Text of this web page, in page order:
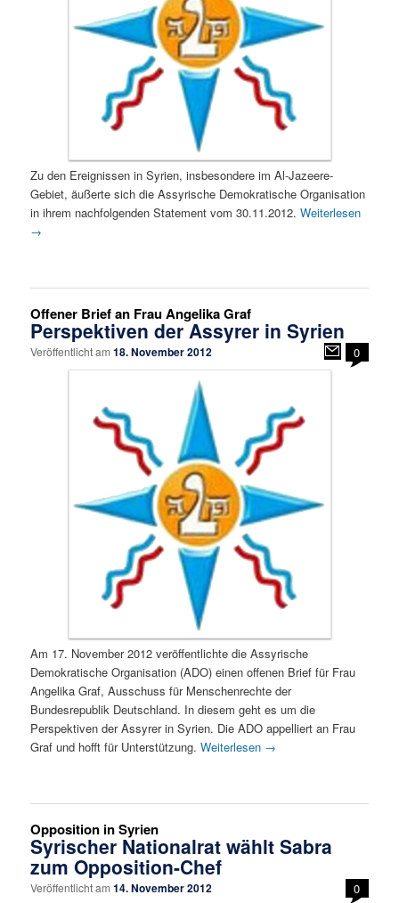
Zu den Ereignissen in Syrien, insbesondere im Al-Jazeere-
Gebiet, äußerte sich die Assyrische Demokratische Organisation
in ihrem nachfolgenden Statement vom 30.11.2012.Weiterlesen
→
Offener Brief an Frau Angelika Graf
Perspektiven der Assyrer in Syrien
Veröffentlicht am18. November 2012 0
Am 17. November 2012 veröffentlichte die Assyrische
Demokratische Organisation (ADO) einen offenen Brief für Frau
Angelika Graf, Ausschuss für Menschenrechte der
Bundesrepublik Deutschland. In diesem geht es um die
Perspektiven der Assyrer in Syrien. Die ADO appelliert an Frau
Graf und hofft für Unterstützung.Weiterlesen →
Opposition in Syrien
Syrischer Nationalrat wählt Sabra
zum Opposition-Chef
Veröffentlicht am14. November 2012 0